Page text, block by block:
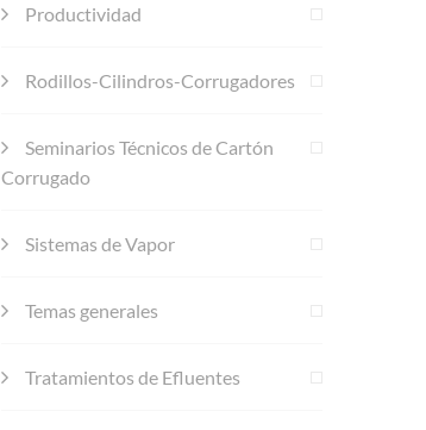
Productividad
Rodillos-Cilindros-Corrugadores
Seminarios Técnicos de Cartón
Corrugado
Sistemas de Vapor
Temas generales
Tratamientos de Efluentes